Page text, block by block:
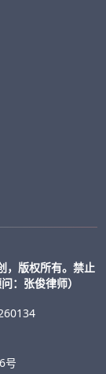
，版权所有。禁止
：张俊律师）
号